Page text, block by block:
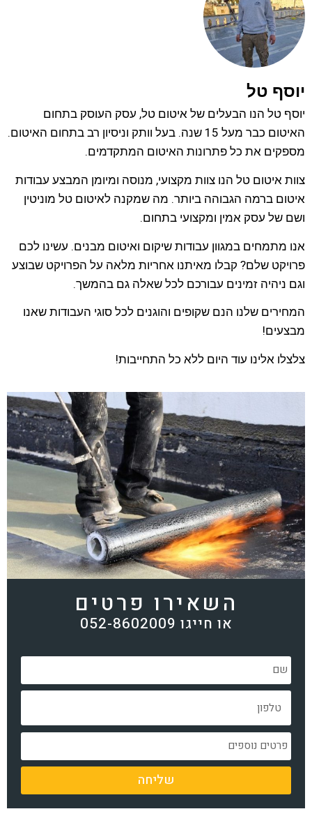
יוסף טל
יוסף טל הנו הבעלים של איטום טל, עסק העוסק בתחום
האיטום כבר מעל 15 שנה. בעל וותק וניסיון רב בתחום האיטום.
מספקים את כל פתרונות האיטום המתקדמים.
צוות איטום טל הנו צוות מקצועי, מנוסה ומיומן המבצע עבודות
איטום ברמה הגבוהה ביותר. מה שמקנה לאיטום טל מוניטין
ושם של עסק אמין ומקצועי בתחום.
אנו מתמחים במגוון עבודות שיקום ואיטום מבנים. עשינו לכם
פרויקט שלם? קבלו מאיתנו אחריות מלאה על הפרויקט שבוצע
וגם ניהיה זמינים עבורכם לכל שאלה גם בהמשך.
המחירים שלנו הנם שקופים והוגנים לכל סוגי העבודות שאנו
מבצעים!
צלצלו אלינו עוד היום ללא כל התחייבות!
השאירו פרטים
או חייגו 052-8602009
שליחה